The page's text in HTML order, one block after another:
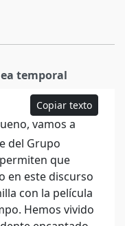
temporal
Copiar texto
vamos a
del Grupo
que
en este discurso
con la película
Hemos vivido